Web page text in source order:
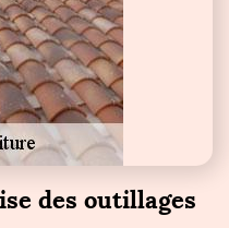
des outillages